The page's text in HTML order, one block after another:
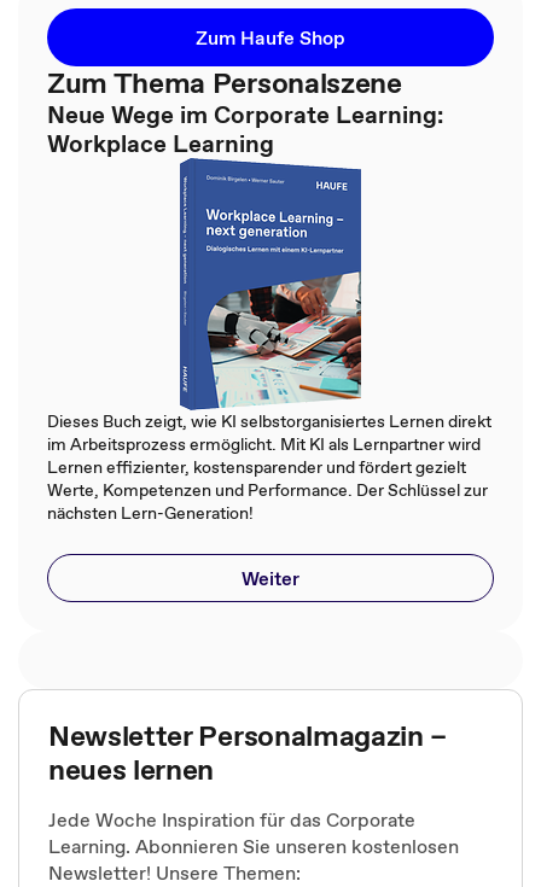
Zum Haufe Shop
Zum Thema Personalszene
Neue Wege im Corporate Learning:
Workplace Learning
Dieses Buch zeigt, wie KI selbstorganisiertes Lernen direkt
im Arbeitsprozess ermöglicht. Mit KI als Lernpartner wird
Lernen effizienter, kostensparender und fördert gezielt
Werte, Kompetenzen und Performance. Der Schlüssel zur
nächsten Lern-Generation!
Weiter
Newsletter Personalmagazin –
neues lernen
Jede Woche Inspiration für das Corporate
Learning. Abonnieren Sie unseren kostenlosen
Newsletter! Unsere Themen: